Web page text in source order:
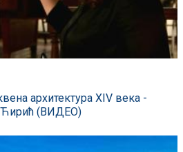
архитектура XIV века -
Ћирић (ВИДЕО)